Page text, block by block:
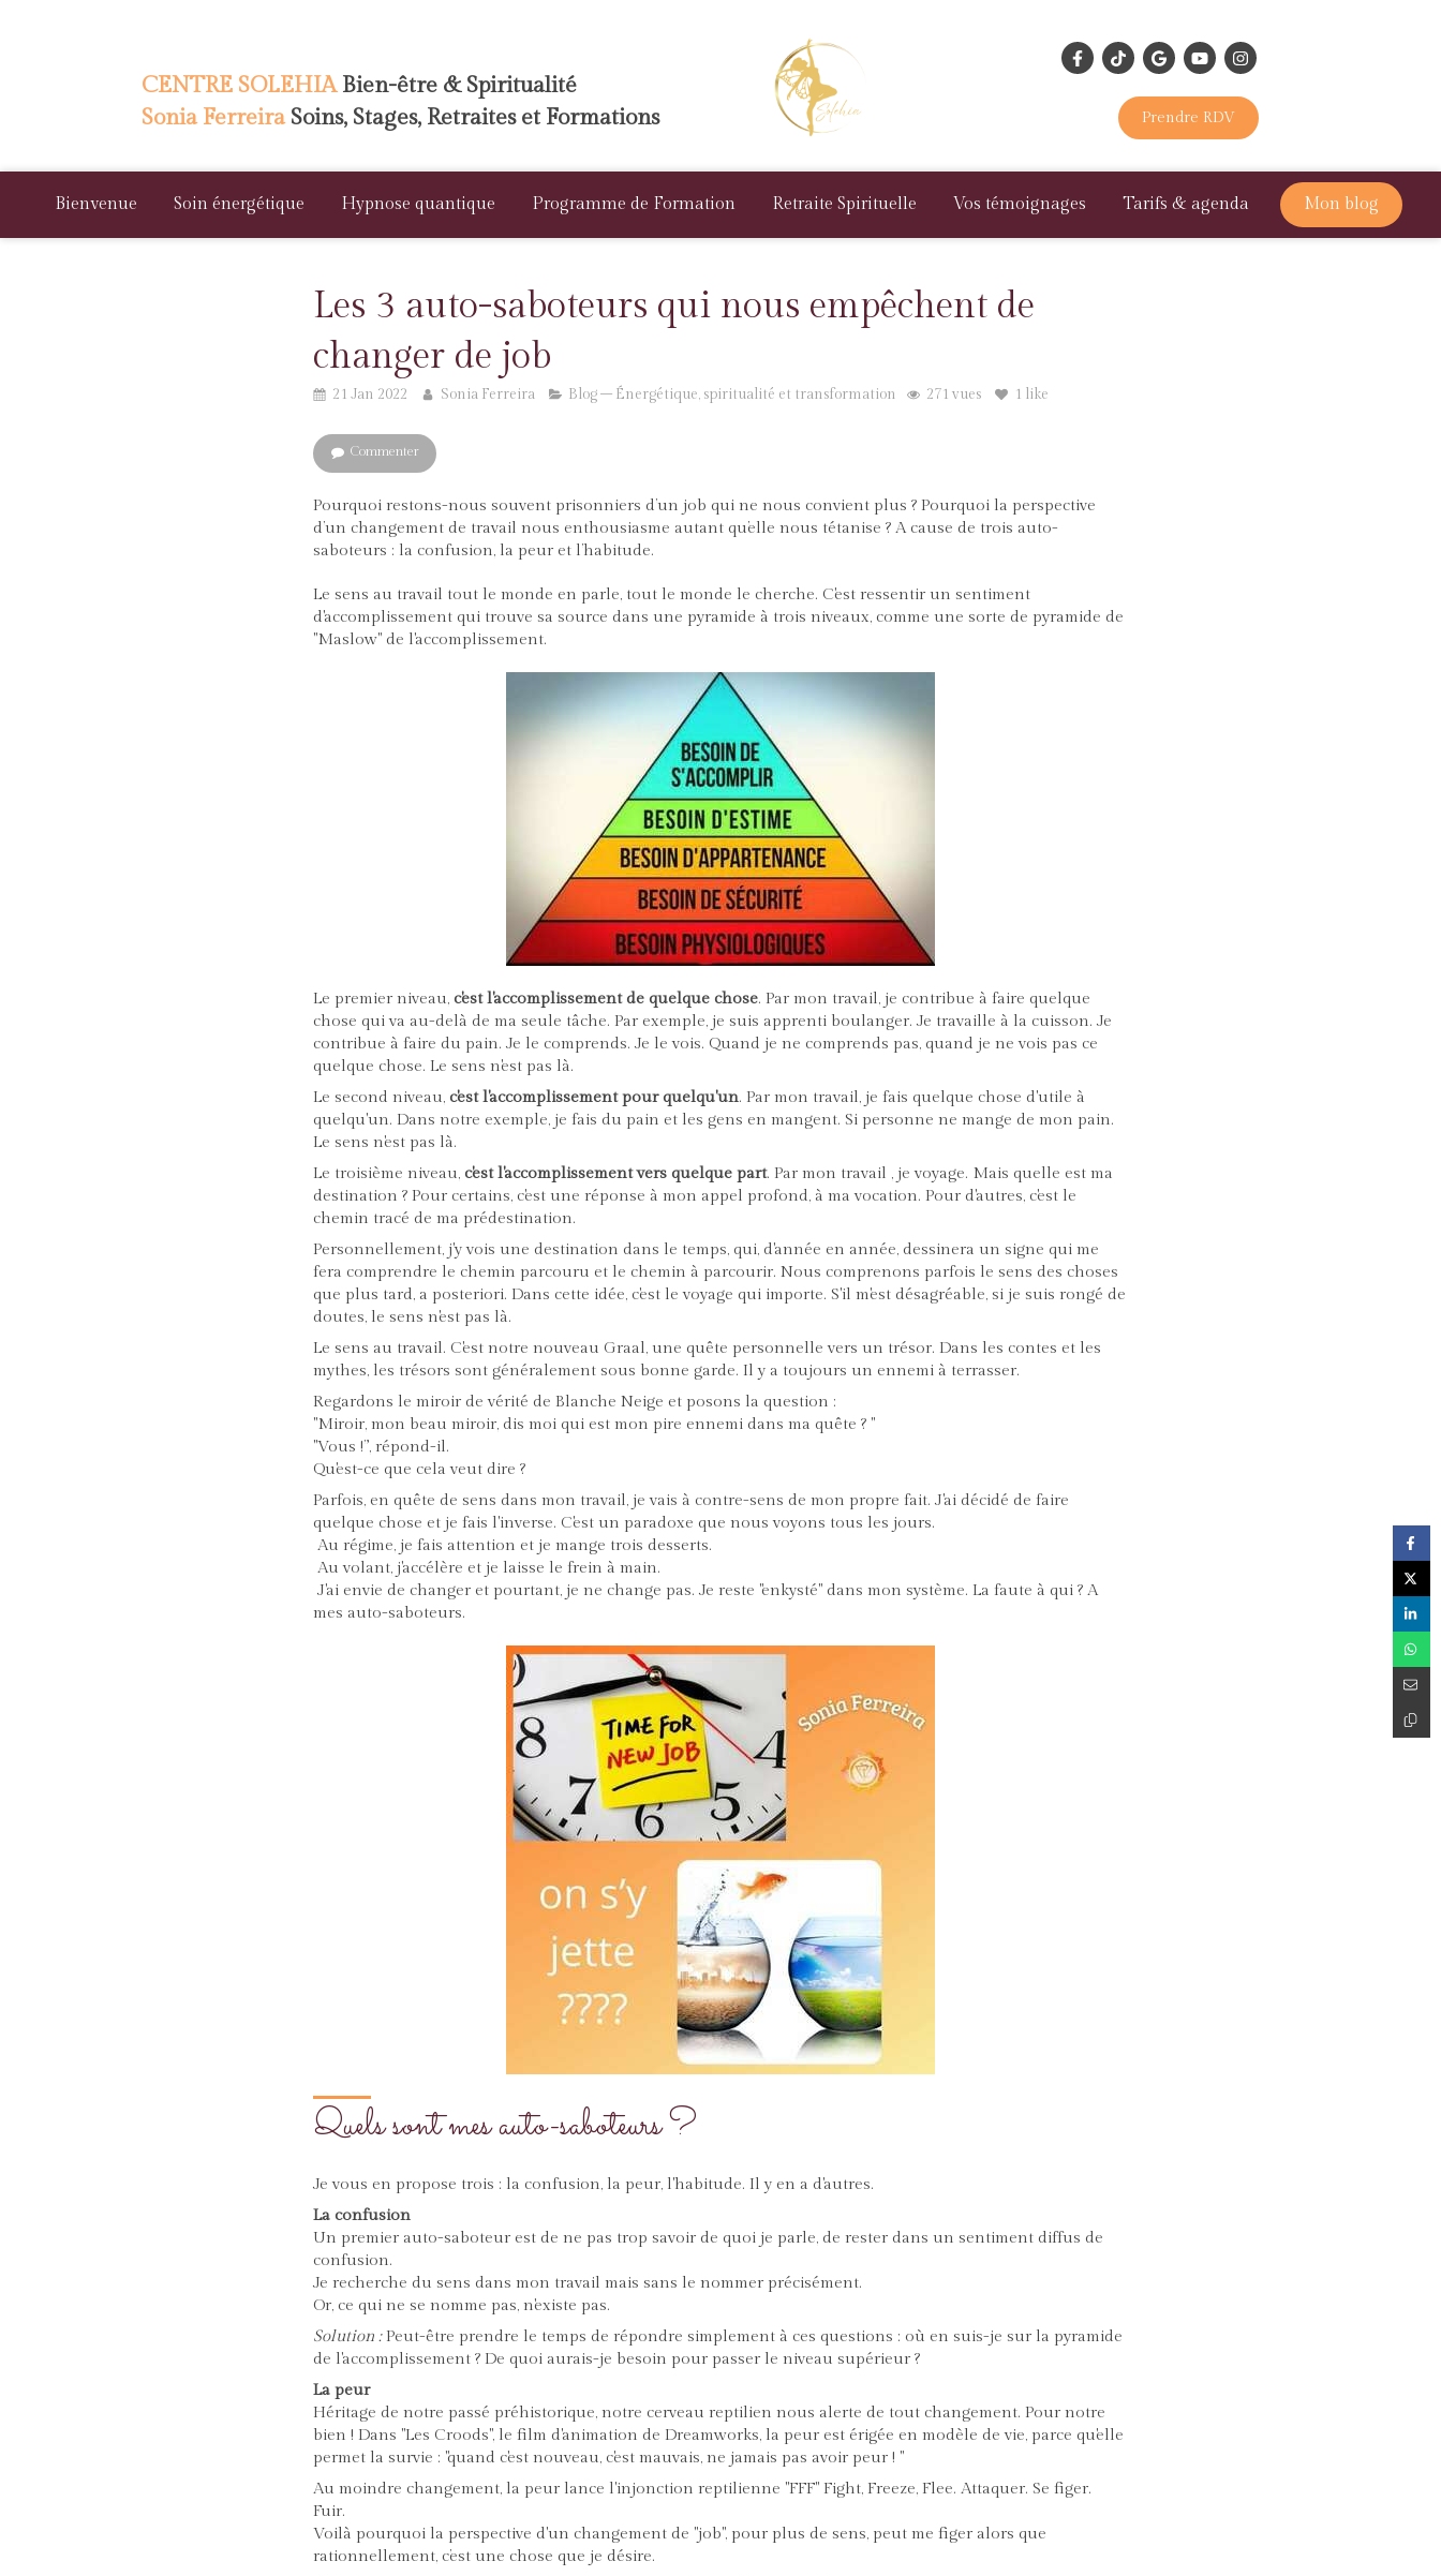
CENTRE SOLEHIABien-être & Spiritualité
Sonia Ferreira Soins, Stages, Retraites et Formations Prendre RDV
Bienvenue Soin énergétique Hypnose quantique Programme de Formation Retraite Spirituelle Vos témoignages Tarifs & agenda Mon blog
Les 3 auto-saboteurs qui nous empêchent de
changer de job
21 Jan 2022 Sonia Ferreira Blog – Énergétique, spiritualité et transformation 271 vues 1 like
Commenter
Pourquoi restons-nous souvent prisonniers d’un job qui ne nous convient plus ? Pourquoi la perspective
d’un changement de travail nous enthousiasme autant qu’elle nous tétanise ? A cause de trois auto-
saboteurs : la confusion, la peur et l’habitude.
Le sens au travail tout le monde en parle, tout le monde le cherche. C'est ressentir un sentiment
d'accomplissement qui trouve sa source dans une pyramide à trois niveaux, comme une sorte de pyramide de
"Maslow" de l'accomplissement.
Le premier niveau, c'est l'accomplissement de quelque chose. Par mon travail, je contribue à faire quelque
chose qui va au-delà de ma seule tâche. Par exemple, je suis apprenti boulanger. Je travaille à la cuisson. Je
contribue à faire du pain. Je le comprends. Je le vois. Quand je ne comprends pas, quand je ne vois pas ce
quelque chose. Le sens n'est pas là.
Le second niveau, c'est l'accomplissement pour quelqu'un. Par mon travail, je fais quelque chose d'utile à
quelqu'un. Dans notre exemple, je fais du pain et les gens en mangent. Si personne ne mange de mon pain.
Le sens n'est pas là.
Le troisième niveau, c'est l'accomplissement vers quelque part. Par mon travail , je voyage. Mais quelle est ma
destination ? Pour certains, c'est une réponse à mon appel profond, à ma vocation. Pour d'autres, c'est le
chemin tracé de ma prédestination.
Personnellement, j'y vois une destination dans le temps, qui, d'année en année, dessinera un signe qui me
fera comprendre le chemin parcouru et le chemin à parcourir. Nous comprenons parfois le sens des choses
que plus tard, a posteriori. Dans cette idée, c'est le voyage qui importe. S'il m'est désagréable, si je suis rongé de
doutes, le sens n'est pas là.
Le sens au travail. C'est notre nouveau Graal, une quête personnelle vers un trésor. Dans les contes et les
mythes, les trésors sont généralement sous bonne garde. Il y a toujours un ennemi à terrasser.
Regardons le miroir de vérité de Blanche Neige et posons la question :
"Miroir, mon beau miroir, dis moi qui est mon pire ennemi dans ma quête ? "
"Vous !”, répond-il.
Qu'est-ce que cela veut dire ?
Parfois, en quête de sens dans mon travail, je vais à contre-sens de mon propre fait. J'ai décidé de faire
quelque chose et je fais l'inverse. C'est un paradoxe que nous voyons tous les jours.
Au régime, je fais attention et je mange trois desserts.
Au volant, j'accélère et je laisse le frein à main.
J'ai envie de changer et pourtant, je ne change pas. Je reste "enkysté" dans mon système. La faute à qui ? A
mes auto-saboteurs.
Quels sont mes auto-saboteurs ?
Je vous en propose trois : la confusion, la peur, l'habitude. Il y en a d'autres.
La confusion
Un premier auto-saboteur est de ne pas trop savoir de quoi je parle, de rester dans un sentiment diffus de
confusion.
Je recherche du sens dans mon travail mais sans le nommer précisément.
Or, ce qui ne se nomme pas, n'existe pas.
Solution : Peut-être prendre le temps de répondre simplement à ces questions : où en suis-je sur la pyramide
de l'accomplissement ? De quoi aurais-je besoin pour passer le niveau supérieur ?
La peur
Héritage de notre passé préhistorique, notre cerveau reptilien nous alerte de tout changement. Pour notre
bien ! Dans "Les Croods", le film d'animation de Dreamworks, la peur est érigée en modèle de vie, parce qu'elle
permet la survie : "quand c'est nouveau, c'est mauvais, ne jamais pas avoir peur ! "
Au moindre changement, la peur lance l'injonction reptilienne "FFF" Fight, Freeze, Flee. Attaquer. Se figer.
Fuir.
Voilà pourquoi la perspective d'un changement de "job", pour plus de sens, peut me figer alors que
rationnellement, c’est une chose que je désire.